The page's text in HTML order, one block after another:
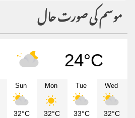
موسم کی صورت حال
24°C
Sun
32°C
Mon
32°C
Tue
33°C
Wed
32°C